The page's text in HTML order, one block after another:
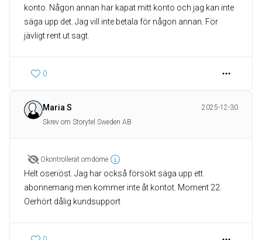
konto. Någon annan har kapat mitt konto och jag kan inte
säga upp det. Jag vill inte betala för någon annan. För
jävligt rent ut sagt.
0
Maria S
2025-12-30
Skrev om Storytel Sweden AB
Okontrollerat omdöme
Helt oseriöst. Jag har också försökt säga upp ett
abonnemang men kommer inte åt kontot. Moment 22.
Oerhört dålig kundsupport